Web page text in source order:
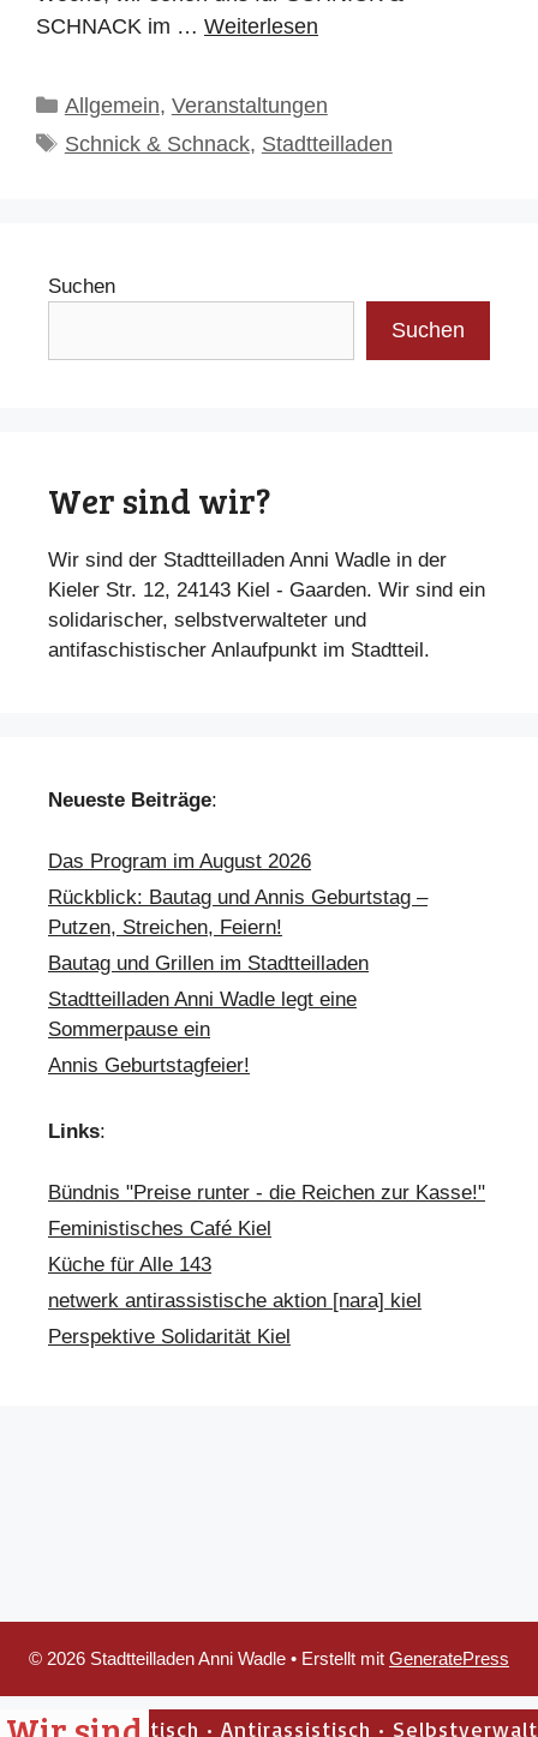
• Antifaschistisch • Antirassistisch •
SCHNACK im … Weiterlesen
Kategorien
Allgemein, Veranstaltungen
Schlagwörter
Schnick & Schnack, Stadtteilladen
Suchen
Suchen
Wer sind wir?
Wir sind der Stadtteilladen Anni Wadle in der
Kieler Str. 12, 24143 Kiel - Gaarden. Wir sind ein
solidarischer, selbstverwalteter und
antifaschistischer Anlaufpunkt im Stadtteil.
Neueste Beiträge:
Das Program im August 2026
Rückblick: Bautag und Annis Geburtstag –
Putzen, Streichen, Feiern!
Bautag und Grillen im Stadtteilladen
Stadtteilladen Anni Wadle legt eine
Sommerpause ein
Annis Geburtstagfeier!
Links:
Bündnis "Preise runter - die Reichen zur Kasse!"
Feministisches Café Kiel
Küche für Alle 143
netwerk antirassistische aktion [nara] kiel
Perspektive Solidarität Kiel
© 2026 Stadtteilladen Anni Wadle • Erstellt mit GeneratePress